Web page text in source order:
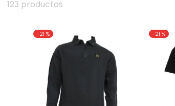
123 productos
-21 % -21 %